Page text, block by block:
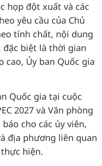
họp đột xuất và các
yêu cầu của Chủ
tính chất, nội dung
đặc biệt là thời gian
cao, Ủy ban Quốc gia
Quốc gia tại cuộc
2027 và Văn phòng
cho các ủy viên,
địa phương liên quan
hiện.